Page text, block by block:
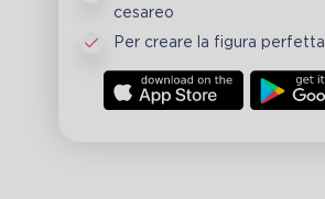
cesareo
Per creare la figura perfetta